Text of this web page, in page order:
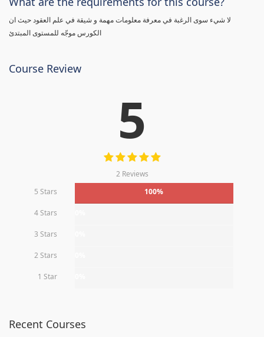
لا شيء سوى الرغبة في معرفة معلومات مهمة و شيقة في علم العقود حيث ان
الكورس موجّه للمستوى المبتدئ
Course Review
5
2 Reviews
5 Stars
100%
4 Stars
3 Stars
2 Stars
1 Star
Recent Courses